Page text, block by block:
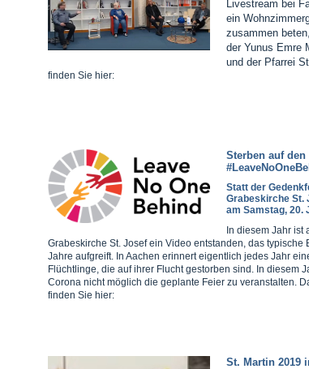
Livestream bei
ein
zusammen
der Yunus Emre
und der Pfarrei
finden Sie hier:
Sterben auf
Statt der
Grabeskirche St.
am Samstag, 20.
In diesem Jahr
Grabeskirche St. Josef ein Video entstanden, das
Jahre aufgreift. In Aachen erinnert eigentlich jedes Jahr
Flüchtlinge, die auf ihrer Flucht gestorben sind. In diesem
Corona nicht möglich die geplante Feier zu veranstalten.
finden Sie hier:
St. Martin 2019